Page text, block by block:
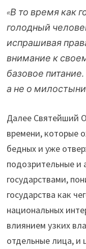
«В то время как
голодный
испрашивая
внимание к
базовое
а не о
Далее Святейший
времени, которые
бедных и уже
подозрительные и
государствами,
государства как
национальных
влиянием узких
отдельные лица, и